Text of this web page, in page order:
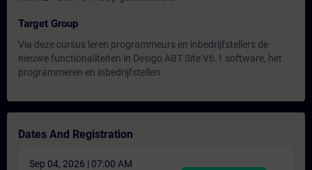
Target Group
Via deze cursus leren programmeurs en inbedrijfstellers de
nieuwe functionaliteiten in Desigo ABT Site V6.1 software, het
programmeren en inbedrijfstellen.
Dates And Registration
Sep 04, 2026 | 07:00 AM